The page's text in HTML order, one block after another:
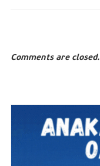
Comments are closed.